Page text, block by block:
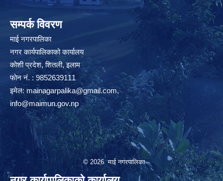
सम्पर्क विवरण
माई नगरपालिका
नगर कार्यपालिकाको कार्यालय
कोशी प्रदेश, शितली, इलाम
फोन नं. : 9852639111
इमेल:mainagarpalika@gmail.com,
info@maimun.gov.np
© 2026 माई नगरपालिका